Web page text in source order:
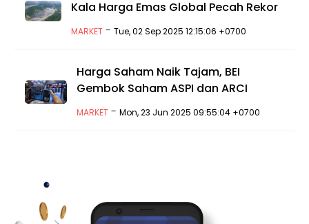
Kala Harga Emas Global Pecah Rekor
MARKET -Tue, 02 Sep 2025 12:15:06 +0700
Harga Saham Naik Tajam, BEI
Gembok Saham ASPI dan ARCI
MARKET -Mon, 23 Jun 2025 09:55:04 +0700